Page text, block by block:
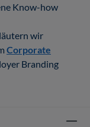
Know-how
wir
Corporate
Branding